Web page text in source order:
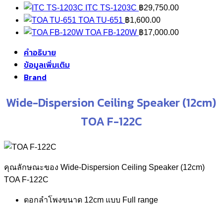
ITC TS-1203C ฿29,750.00
TOA TU-651 ฿1,600.00
TOA FB-120W ฿17,000.00
คำอธิบาย
ข้อมูลเพิ่มเติม
Brand
Wide-Dispersion Ceiling Speaker (12cm)
TOA F-122C
คุณลักษณะของ Wide-Dispersion Ceiling Speaker (12cm)
TOA F-122C
ดอกลำโพงขนาด 12cm แบบ Full range